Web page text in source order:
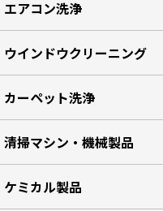
エアコン洗浄
ウインドウクリーニング
カーペット洗浄
清掃マシン・機械製品
ケミカル製品